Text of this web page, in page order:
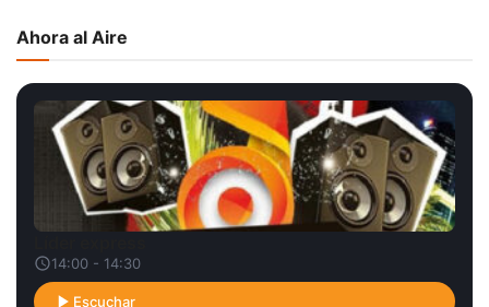
Ahora al Aire
14:00 - 14:30
Escuchar